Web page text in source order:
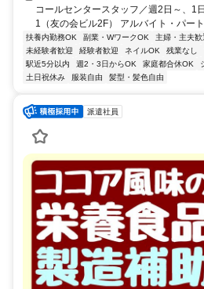
コールセンタースタッフ／週2日～、1
1（友の会ビル2F） アルバイト・パー
扶養内勤務OK 副業・WワークOK 主婦・主夫歓
未経験者歓迎
経験者歓迎 ネイルOK 残業なし
駅近5分以内
週2・3日からOK 家庭都合休OK
土日祝休み
服装自由 髪型・髪色自由
派遣社員